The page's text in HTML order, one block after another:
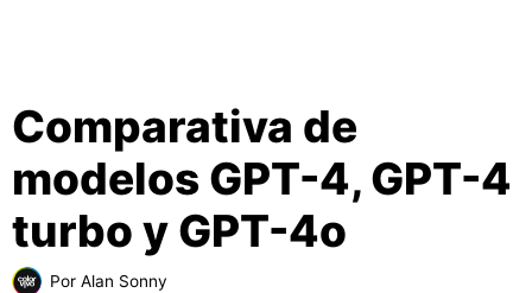
Comparativa de
modelos GPT-4, GPT-4
turbo y GPT-4o
Por Alan Sonny